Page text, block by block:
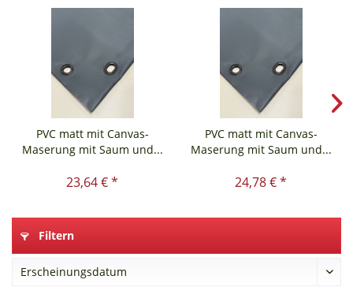
PVC matt mit Canvas-
Maserung mit Saum und...
23,64 € *
PVC matt mit Canvas-
Maserung mit Saum und...
24,78 € *
Filtern